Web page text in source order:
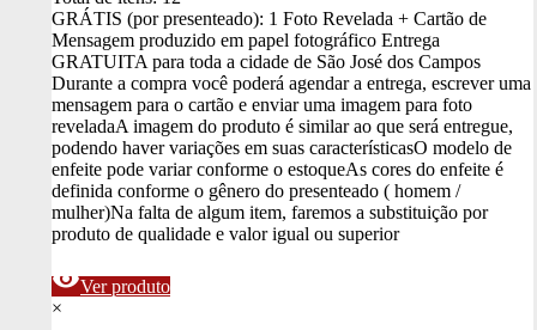
GRÁTIS (por presenteado): 1 Foto Revelada + Cartão de
Mensagem produzido em papel fotográfico Entrega
GRATUITA para toda a cidade de São José dos Campos
Durante a compra você poderá agendar a entrega, escrever uma
mensagem para o cartão e enviar uma imagem para foto
reveladaA imagem do produto é similar ao que será entregue,
podendo haver variações em suas característicasO modelo de
enfeite pode variar conforme o estoqueAs cores do enfeite é
definida conforme o gênero do presenteado ( homem /
mulher)Na falta de algum item, faremos a substituição por
produto de qualidade e valor igual ou superior
visibilityVer produto
×